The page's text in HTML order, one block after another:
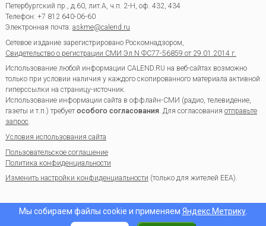
Петербургский пр., д.60, лит.А, ч.п. 2-Н, оф. 432, 434
Телефон: +7 812 640-06-60
Электронная почта: askme@calend.ru
Сетевое издание зарегистрировано Роскомнадзором,
Свидетельство о регистрации СМИ Эл.N ФС77-56859 от 29.01.2014 г.
Использование любой информации CALEND.RU на веб-сайтах возможно
только при условии наличия у каждого скопированного материала активной
гиперссылки на страницу-источник.
Использование информации сайта в оффлайн-СМИ (радио, телевидение,
газеты и т.п.) требуетособого согласования. Для согласования отправьте
запрос.
Условия использования сайта
Пользовательское соглашение
Политика конфиденциальности
Изменить настройки конфиденциальности (только для жителей EEA).
Мы собираем файлы cookie и применяем Яндекс.Метрику.